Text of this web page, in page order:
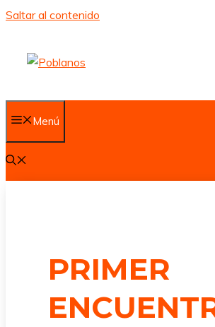
Saltar al contenido
Menú
PRIMER